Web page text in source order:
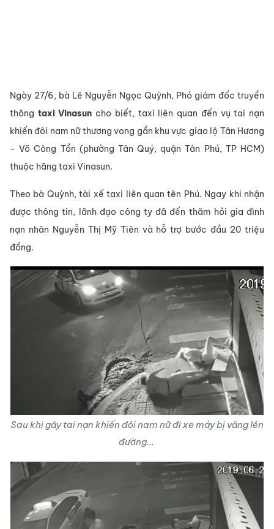
Ngày 27/6, bà Lê Nguyễn Ngọc Quỳnh, Phó giám đốc truyền
thông taxi Vinasun cho biết, taxi liên quan đến vụ tai nạn
khiến đôi nam nữ thương vong gần khu vực giao lộ Tân Hương
- Võ Công Tồn (phường Tân Quý, quận Tân Phú, TP HCM)
thuộc hãng taxi Vinasun.
Theo bà Quỳnh, tài xế taxi liên quan tên Phú. Ngay khi nhận
được thông tin, lãnh đạo công ty đã đến thăm hỏi gia đình
nạn nhân Nguyễn Thị Mỹ Tiên và hỗ trợ bước đầu 20 triệu
đồng.
Sau khi gây tai nạn khiến đôi nam nữ đi xe máy bị văng lên
đường...